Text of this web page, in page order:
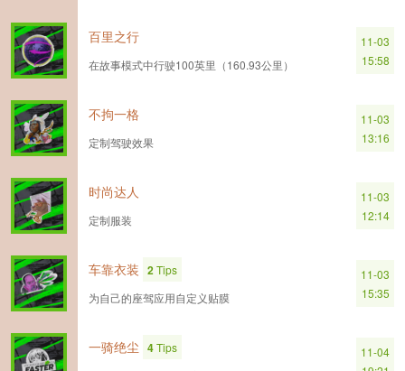
百里之行
在故事模式中行驶100英里（160.93公里）
11-03
15:58
不拘一格
定制驾驶效果
11-03
13:16
时尚达人
定制服装
11-03
12:14
车靠衣装 2Tips
为自己的座驾应用自定义贴膜
11-03
15:35
一骑绝尘 4Tips
11-04